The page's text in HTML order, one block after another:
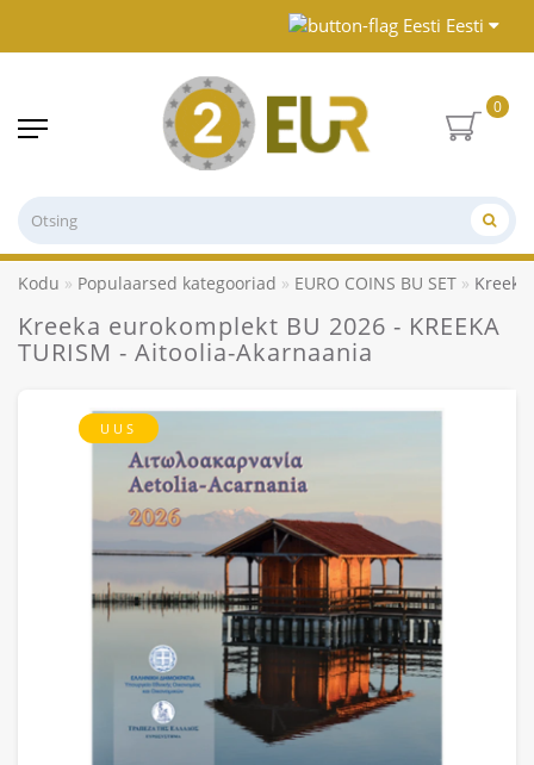
Eesti
0
Kodu Populaarsed kategooriad EURO COINS BU SET
Kreeka eurokomplekt BU 2026 - KREEKA
TURISM - Aitoolia-Akarnaania
UUS